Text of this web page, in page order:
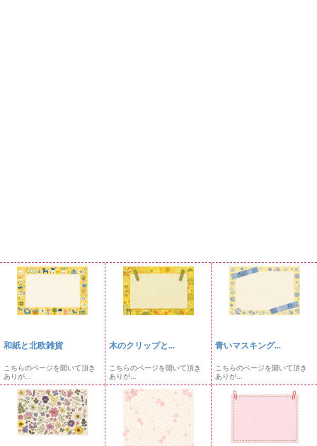
和紙と北欧雑貨
こちらのページを開いて頂き
ありが...
木のクリップと...
こちらのページを開いて頂き
ありが...
青いマスキング...
こちらのページを開いて頂き
ありが...